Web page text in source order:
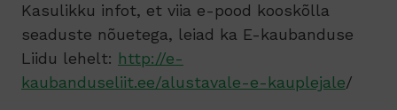
Kasulikku infot, et viia e-pood kooskõlla
seaduste nõuetega, leiad ka E-kaubanduse
Liidu lehelt: http://e-
kaubanduseliit.ee/alustavale-e-kauplejale/